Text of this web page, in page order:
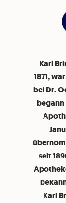
Karl
1871,
bei Dr.
begann
seit
Karl